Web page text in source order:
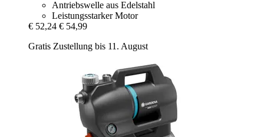
Antriebswelle aus Edelstahl
Leistungsstarker Motor
€ 52,24 € 54,99
Gratis Zustellung bis 11. August